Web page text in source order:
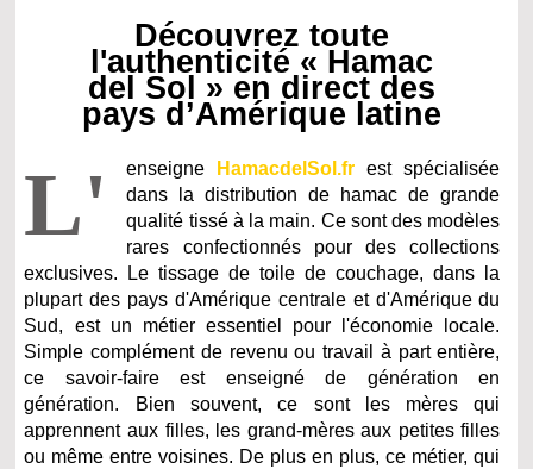
Découvrez toute
l'authenticité « Hamac
del Sol » en direct des
pays d’Amérique latine
L' enseigne HamacdelSol.fr est spécialisée
dans la distribution de hamac de grande
qualité tissé à la main. Ce sont des modèles
rares confectionnés pour des collections
exclusives. Le tissage de toile de couchage, dans la
plupart des pays d'Amérique centrale et d'Amérique du
Sud, est un métier essentiel pour l'économie locale.
Simple complément de revenu ou travail à part entière,
ce savoir-faire est enseigné de génération en
génération. Bien souvent, ce sont les mères qui
apprennent aux filles, les grand-mères aux petites filles
ou même entre voisines. De plus en plus, ce métier, qui